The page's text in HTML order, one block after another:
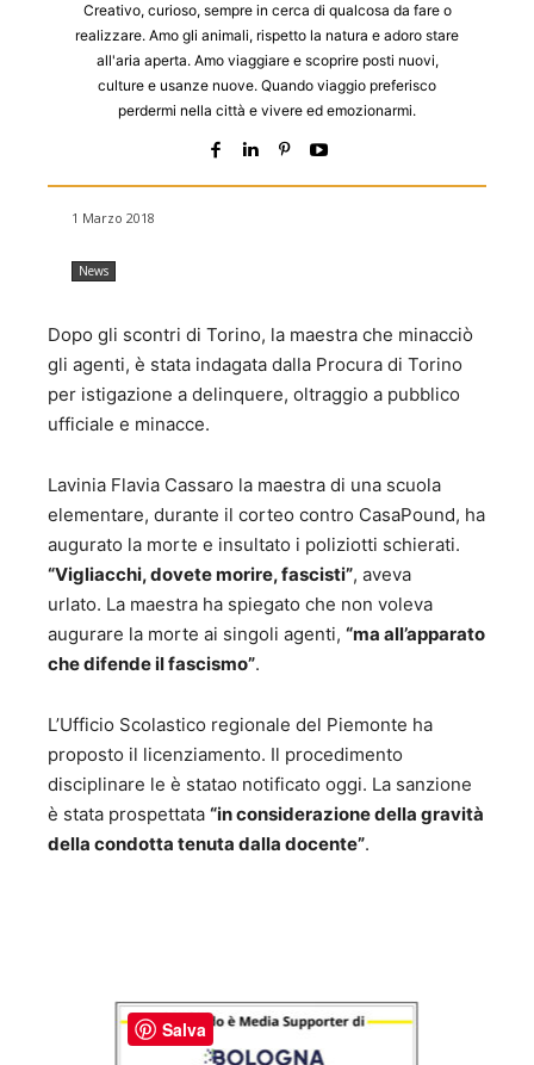
Creativo, curioso, sempre in cerca di qualcosa da fare o
realizzare. Amo gli animali, rispetto la natura e adoro stare
all'aria aperta. Amo viaggiare e scoprire posti nuovi,
culture e usanze nuove. Quando viaggio preferisco
perdermi nella città e vivere ed emozionarmi.
1 Marzo 2018
News
Dopo gli scontri di Torino, la maestra che minacciò
gli agenti, è stata indagata dalla Procura di Torino
per istigazione a delinquere, oltraggio a pubblico
ufficiale e minacce.
Lavinia Flavia Cassaro la maestra di una scuola
elementare, durante il corteo contro CasaPound, ha
augurato la morte e insultato i poliziotti schierati.
“Vigliacchi, dovete morire, fascisti”, aveva
urlato. La maestra ha spiegato che non voleva
augurare la morte ai singoli agenti, “ma all’apparato
che difende il fascismo”.
L’Ufficio Scolastico regionale del Piemonte ha
proposto il licenziamento. Il procedimento
disciplinare le è statao notificato oggi. La sanzione
è stata prospettata “in considerazione della gravità
della condotta tenuta dalla docente”.
Salva